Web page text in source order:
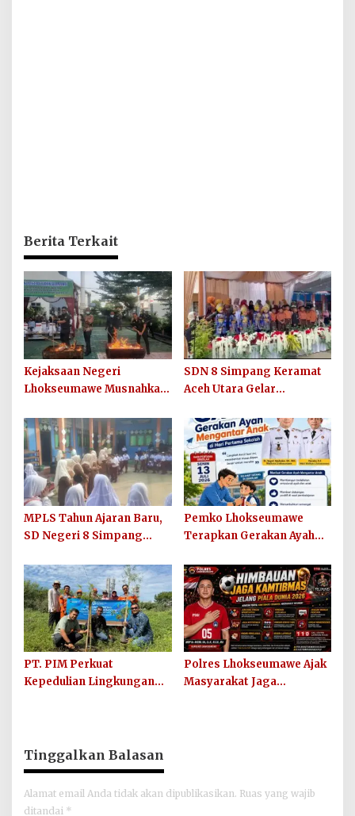
Berita Terkait
Kejaksaan Negeri
Lhokseumawe Musnahkan
Berkekuatan Hukum Tetap
dan Sosialisasikan Lelang
Barang Rampasan
SDN 8 Simpang Keramat
Aceh Utara Gelar
Tahun Ajaran 2026/2027
MPLS Tahun Ajaran Baru,
SD Negeri 8 Simpang
Sekolah Berkualitas dan
Berkarakter
Pemko Lhokseumawe
Terapkan Gerakan Ayah
Sekolah
PT. PIM Perkuat
Kepedulian Lingkungan
Polres Lhokseumawe Ajak
Masyarakat Jaga
Tinggalkan Balasan
Alamat email Anda tidak akan dipublikasikan. Ruas yang wajib
ditandai *